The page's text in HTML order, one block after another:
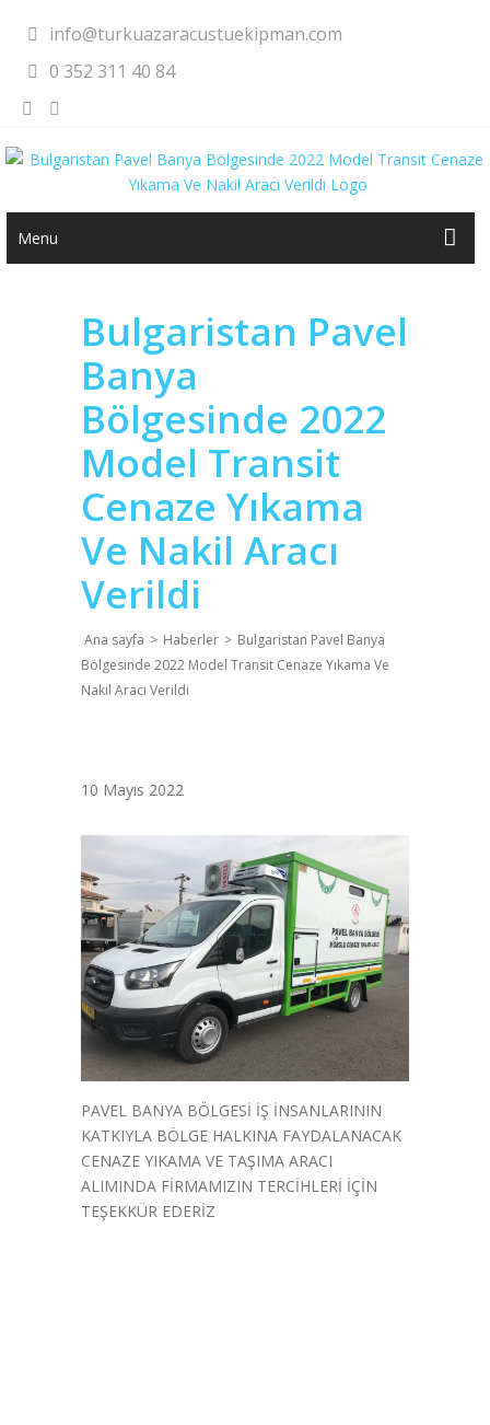
info@turkuazaracustuekipman.com
0 352 311 40 84
Menu
Bulgaristan Pavel
Banya
Bölgesinde 2022
Model Transit
Cenaze Yıkama
Ve Nakil Aracı
Verildi
Ana sayfa > Haberler > Bulgaristan Pavel Banya
Bölgesinde 2022 Model Transit Cenaze Yıkama Ve
Nakil Aracı Verildi
10 Mayıs 2022
PAVEL BANYA BÖLGESİ İŞ İNSANLARININ
KATKIYLA BÖLGE HALKINA FAYDALANACAK
CENAZE YIKAMA VE TAŞIMA ARACI
ALIMINDA FİRMAMIZIN TERCİHLERİ İÇİN
TEŞEKKÜR EDERİZ